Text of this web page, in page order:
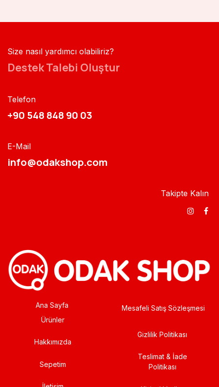
Size nasıl yardımcı olabiliriz?
Destek Talebi Oluştur
Telefon
+90 548 848 90 03​​
E-Mail
info@odakshop.com​
Takipte Kalın
Ana Sayfa
Ürünler
Hakkımızda
Sepetim
Mesafeli Satış Sözleşmesi
Gizlilik Politikası
Teslimat & İade
Politikası